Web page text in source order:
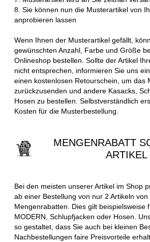
8. Sie können nun die Musterartikel von
anprobieren lassen
Wenn Ihnen der Musterartikel gefällt,
gewünschten Anzahl, Farbe und Größe
Onlineshop bestellen. Sollte der Artikel
nicht entsprechen, informieren Sie uns
einen kostenlosen Retourschein, um das
zurückzusenden und andere Kasacks,
Hosen zu bestellen. Selbstverständlich
Kosten für die Musterbestellung.
MENGENRABATT
ARTIKEL
Bei den meisten unserer Artikel im Shop
ab einer Bestellung von nur 2 Artikeln von
Mengenrabatten. Dies gilt beispielsweise
MODERN, Schlupfjacken oder Hosen.
so gestaltet, dass Sie auch bei kleinen
Nachbestellungen faire Preisvorteile